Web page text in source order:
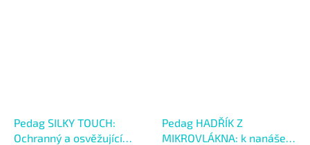
Pedag SILKY TOUCH:
Ochranný a osvěžující
Pedag HADŘÍK Z
MIKROVLÁKNA: k nanášení